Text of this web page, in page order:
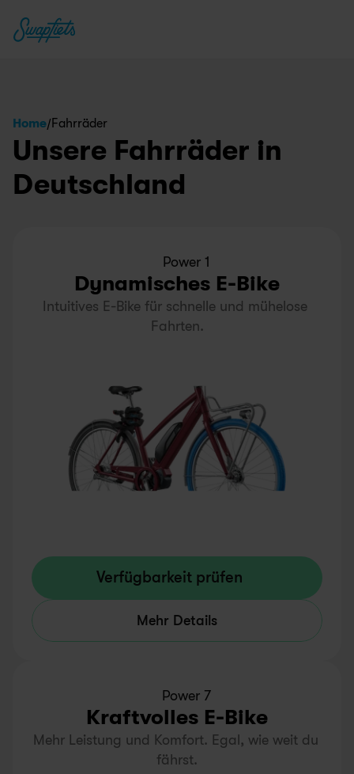
Home/ Fahrräder
Unsere Fahrräder in
Deutschland
Power 1
Dynamisches E-Bike
Intuitives E-Bike für schnelle und mühelose
Fahrten.
Verfügbarkeit prüfen
Mehr Details
Power 7
Kraftvolles E-Bike
Mehr Leistung und Komfort. Egal, wie weit du
fährst.